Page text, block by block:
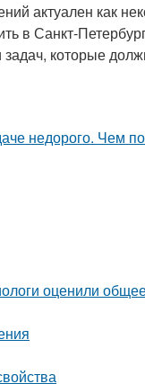
актуален как
в Санкт-
которые
оценили